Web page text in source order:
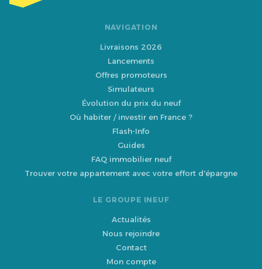
NAVIGATION
Livraisons 2026
Lancements
Offres promoteurs
Simulateurs
Évolution du prix du neuf
Où habiter / investir en France ?
Flash-Info
Guides
FAQ immobilier neuf
Trouver votre appartement avec votre effort d'épargne
LE GROUPE INEUF
Actualités
Nous rejoindre
Contact
Mon compte